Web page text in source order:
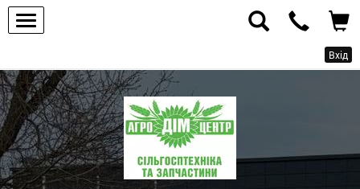
Вхід
ПП
"Агродім-
центр"
-
продаж